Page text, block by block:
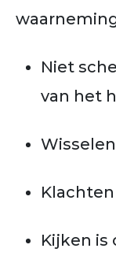
Niet
van het
Kijken is